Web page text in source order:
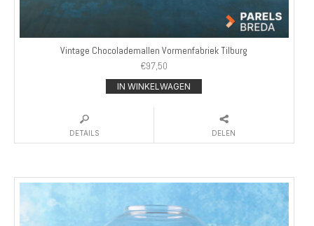
Vintage Chocolademallen Vormenfabriek Tilburg
€97,50
IN WINKELWAGEN
DETAILS DELEN